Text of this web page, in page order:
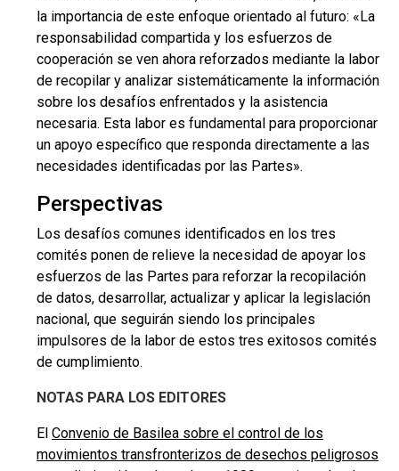
la importancia de este enfoque orientado al futuro: «La
responsabilidad compartida y los esfuerzos de
cooperación se ven ahora reforzados mediante la labor
de recopilar y analizar sistemáticamente la información
sobre los desafíos enfrentados y la asistencia
necesaria. Esta labor es fundamental para proporcionar
un apoyo específico que responda directamente a las
necesidades identificadas por las Partes».
Perspectivas
Los desafíos comunes identificados en los tres
comités ponen de relieve la necesidad de apoyar los
esfuerzos de las Partes para reforzar la recopilación
de datos, desarrollar, actualizar y aplicar la legislación
nacional, que seguirán siendo los principales
impulsores de la labor de estos tres exitosos comités
de cumplimiento.
NOTAS PARA LOS EDITORES
El Convenio de Basilea sobre el control de los
movimientos transfronterizos de desechos peligrosos